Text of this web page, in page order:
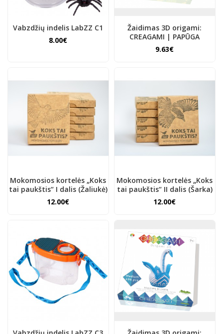
Vabzdžių indelis LabZZ C1
8.00€
Žaidimas 3D origami:
CREAGAMI | PAPŪGA
9.63€
Mokomosios kortelės „Koks
tai paukštis“ I dalis (Žaliukė)
12.00€
Mokomosios kortelės „Koks
tai paukštis“ II dalis (Šarka)
12.00€